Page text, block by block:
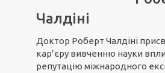
Чалдіні
Доктор Роберт Чалдіні
кар’єру вивченню науки
репутацію міжнародного